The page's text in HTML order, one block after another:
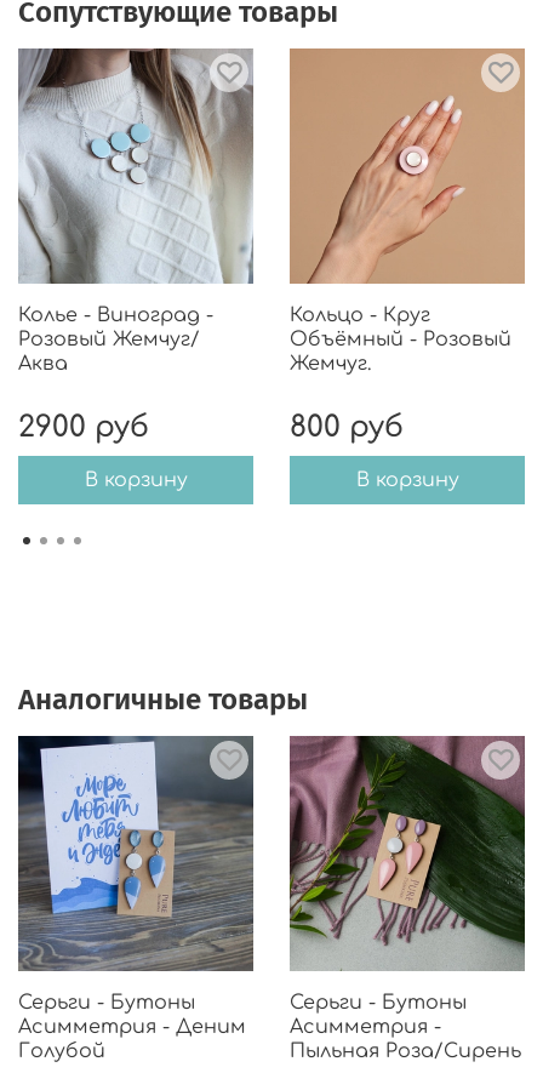
Сопутствующие товары
Колье - Виноград -
Розовый Жемчуг/
Аква
2900 руб
В корзину
Кольцо - Круг
Объёмный - Розовый
Жемчуг.
800 руб
В корзину
Аналогичные товары
Серьги - Бутоны
Асимметрия - Деним
Голубой
Серьги - Бутоны
Асимметрия -
Пыльная Роза/Сирень